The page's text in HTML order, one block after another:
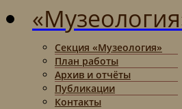
Секция «Музеология»
План работы
Архив и отчёты
Публикации
Контакты